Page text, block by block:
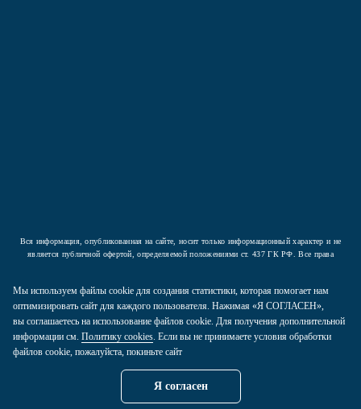
Вся информация, опубликованная на сайте, носит только информационный характер и не
является публичной офертой, определяемой положениями ст. 437 ГК РФ. Все права
2026 © ООО «Компания Аркада». Все права защищены.
Политика конфиденциальности
Пользовательское соглашение
Политика Cookies
Мы используем файлы cookie для создания статистики, которая помогает нам
оптимизировать сайт для каждого пользователя. Нажимая «Я СОГЛАСЕН»,
вы соглашаетесь на использование файлов cookie. Для получения дополнительной
информации см. Политику cookies. Если вы не принимаете условия обработки
файлов cookie, пожалуйста, покиньте сайт
Я согласен